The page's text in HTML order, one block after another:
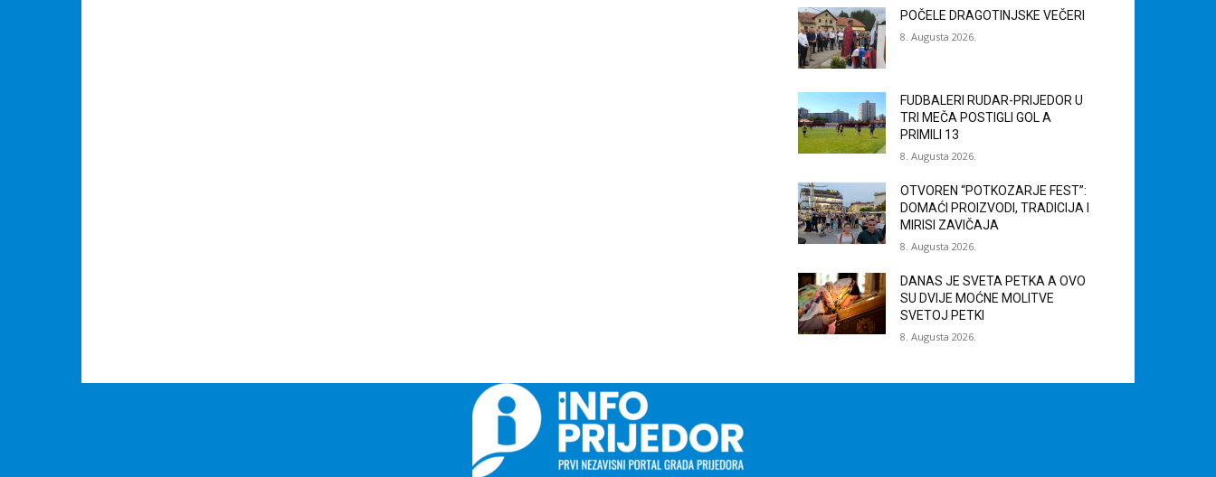
POČELE DRAGOTINJSKE VEČERI
8. Augusta 2026.
FUDBALERI RUDAR-PRIJEDOR U
TRI MEČA POSTIGLI GOL A
PRIMILI 13
8. Augusta 2026.
OTVOREN “POTKOZARJE FEST”:
DOMAĆI PROIZVODI, TRADICIJA I
MIRISI ZAVIČAJA
8. Augusta 2026.
DANAS JE SVETA PETKA A OVO
SU DVIJE MOĆNE MOLITVE
SVETOJ PETKI
8. Augusta 2026.